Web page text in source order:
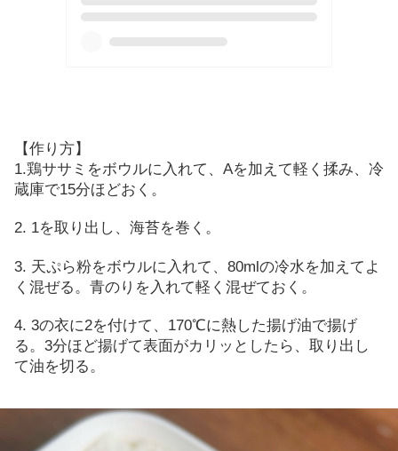
【作り方】
1.鶏ササミをボウルに入れて、 Aを加えて軽く揉み、冷
蔵庫で15分ほどおく。
2. 1を取り出し、 海苔を巻く。
3. 天ぷら粉をボウルに入れて、 80mlの冷水を加えてよ
く混ぜる。青のりを入れて軽く混ぜておく。
4. 3の衣に2を付けて、 170℃に熱した揚げ油で揚げ
る。 3分ほど揚げて表面がカリッとしたら、取り出し
て油を切る。